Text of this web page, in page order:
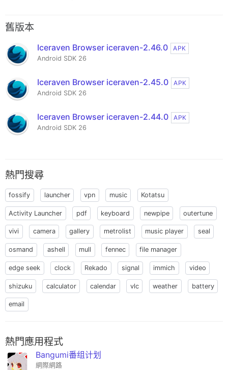
舊版本
Iceraven Browser iceraven-2.46.0
APK
Android SDK 26
Iceraven Browser iceraven-2.45.0
APK
Android SDK 26
Iceraven Browser iceraven-2.44.0
APK
Android SDK 26
熱門搜尋
fossify launcher vpn music Kotatsu
Activity Launcher pdf keyboard newpipe outertune
vivi camera gallery metrolist music player seal
osmand ashell mull fennec file manager
edge seek clock Rekado signal immich video
shizuku calculator calendar vlc weather battery
email
熱門應用程式
Bangumi番组计划
網際網路